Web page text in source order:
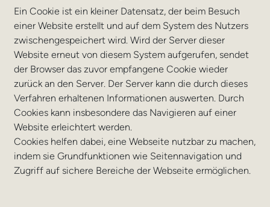
Ein Cookie ist ein kleiner Datensatz, der beim Besuch
einer Website erstellt und auf dem System des Nutzers
zwischengespeichert wird. Wird der Server dieser
Website erneut von diesem System aufgerufen, sendet
der Browser das zuvor empfangene Cookie wieder
zurück an den Server. Der Server kann die durch dieses
Verfahren erhaltenen Informationen auswerten. Durch
Cookies kann insbesondere das Navigieren auf einer
Website erleichtert werden.
Cookies helfen dabei, eine Webseite nutzbar zu machen,
indem sie Grundfunktionen wie Seitennavigation und
Zugriff auf sichere Bereiche der Webseite ermöglichen.